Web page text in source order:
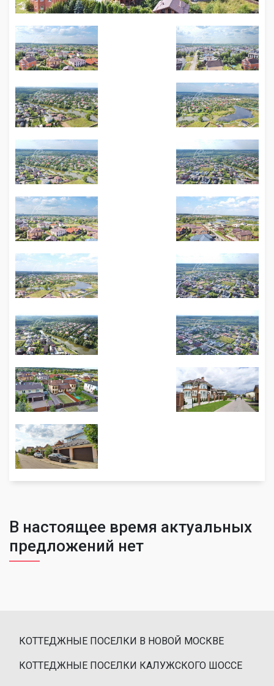
В настоящее время актуальных
предложений нет
КОТТЕДЖНЫЕ ПОСЕЛКИ В НОВОЙ МОСКВЕ
КОТТЕДЖНЫЕ ПОСЕЛКИ КАЛУЖСКОГО ШОССЕ